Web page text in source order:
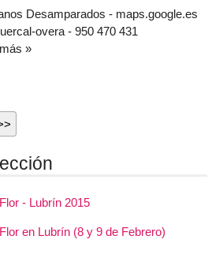
Desamparados - maps.google.es
overa - 950 470 431
»
- Lubrín 2015
en Lubrín (8 y 9 de Febrero)